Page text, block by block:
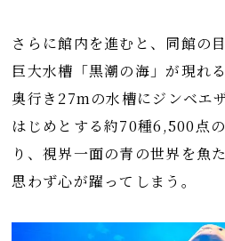
さらに館内を進むと、同館の
巨大水槽「黒潮の海」が現れ
奥行き27mの水槽にジンベエ
はじめとする約70種6,500点
り、視界一面の青の世界を魚
思わず心が躍ってしまう。